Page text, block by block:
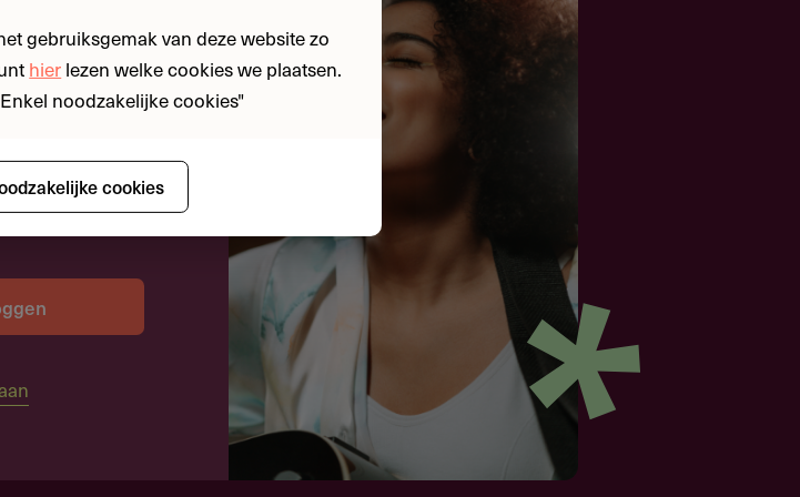
gebruiksgemak van deze website zo
hierlezen welke cookies we plaatsen.
noodzakelijke cookies"
cookies